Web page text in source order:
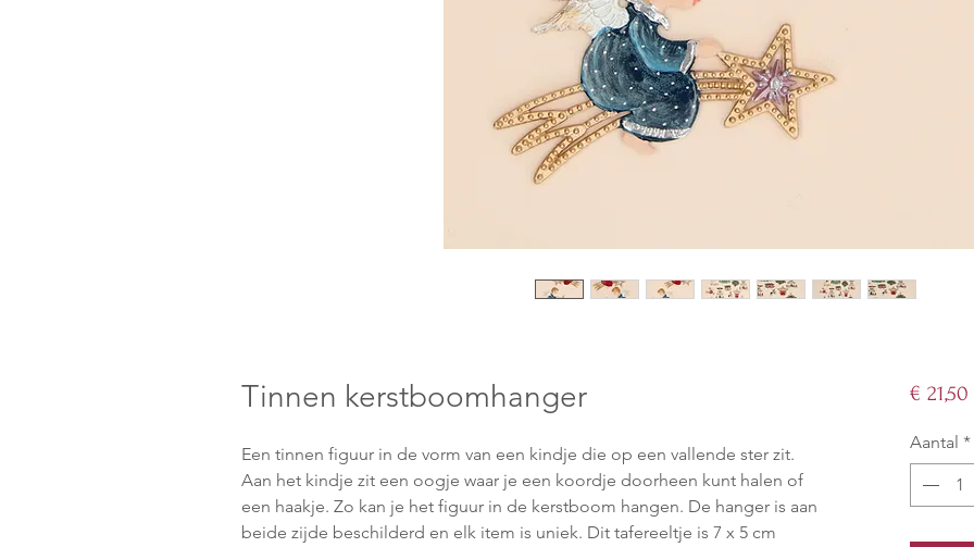
Tinnen kerstboomhanger
Een tinnen figuur in de vorm van een kindje die op een vallende ster zit.
Aan het kindje zit een oogje waar je een koordje doorheen kunt halen of
een haakje. Zo kan je het figuur in de kerstboom hangen. De hanger is aan
beide zijde beschilderd en elk item is uniek. Dit tafereeltje is 7 x 5 cm
€ 21,50
Aantal *